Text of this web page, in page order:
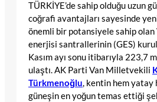
TÜRKİYE’de sahip olduğu uzun
coğrafi avantajları sayesinde
önemli bir potansiyele sahip olan
enerjisi santrallerinin (GES)
Kasım ayı sonu itibarıyla 223,7
ulaştı. AK Parti Van Milletvekili
Türkmenoğlu, kentin hem yatay
güneşin en yoğun temas ettiği